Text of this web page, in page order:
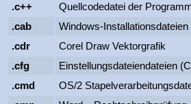
.c++
Quellcodedatei der
.cab
Windows-Installationsdateien
.cdr
Corel Draw Vektorgrafik
.cfg
Einstellungsdateiendateien
.cmd
OS/2